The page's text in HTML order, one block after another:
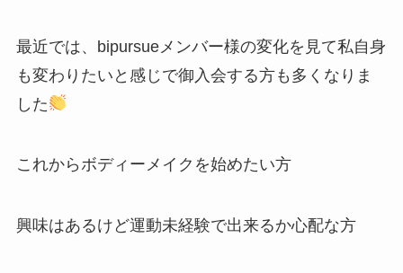
最近では、bipursueメンバー様の変化を見て私自身
も変わりたいと感じで御入会する方も多くなりま
した
これからボディーメイクを始めたい方
興味はあるけど運動未経験で出来るか心配な方